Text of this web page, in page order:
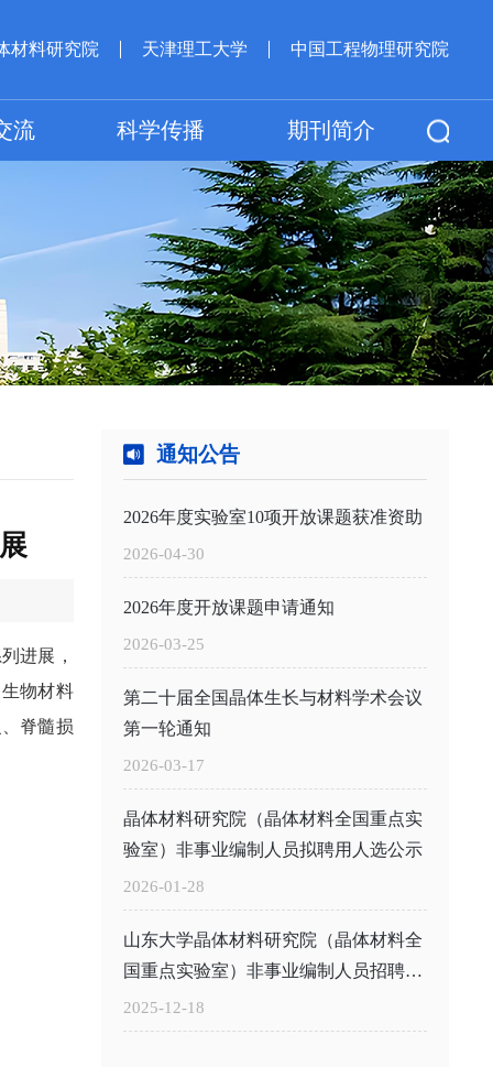
材料研究院 天津理工大学 中国工程物理研究院
流 科学传播 期刊简介
进展，
物材料
脊髓损
通知公告
2026年度实验室10项开放课题获准资助
2026-04-30
2026年度开放课题申请通知
2026-03-25
第二十届全国晶体生长与材料学术会议
第一轮通知
2026-03-17
晶体材料研究院（晶体材料全国重点实
验室）非事业编制人员拟聘用人选公示
2026-01-28
山东大学晶体材料研究院（晶体材料全
国重点实验室）非事业编制人员招聘公
告
2025-12-18